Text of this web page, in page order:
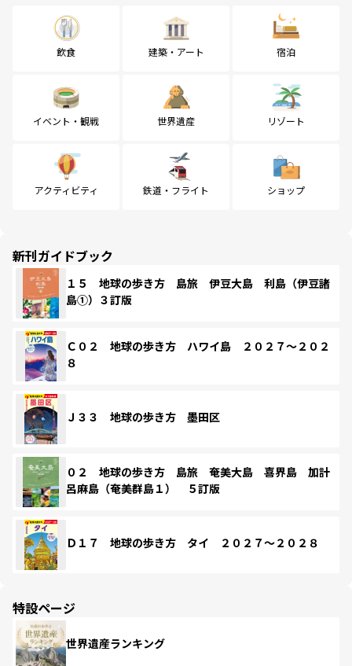
飲食 建築・アート 宿泊
イベント・観戦 世界遺産 リゾート
アクティビティ 鉄道・フライト ショップ
新刊ガイドブック
１５ 地球の歩き方 島旅 伊豆大島 利島（伊豆諸
島①）３訂版
Ｃ０２ 地球の歩き方 ハワイ島 ２０２７～２０２
８
Ｊ３３ 地球の歩き方 墨田区
０２ 地球の歩き方 島旅 奄美大島 喜界島 加計
呂麻島（奄美群島１） ５訂版
Ｄ１７ 地球の歩き方 タイ ２０２７～２０２８
特設ページ
世界遺産ランキング